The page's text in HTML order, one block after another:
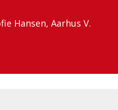
Hansen, Aarhus V.